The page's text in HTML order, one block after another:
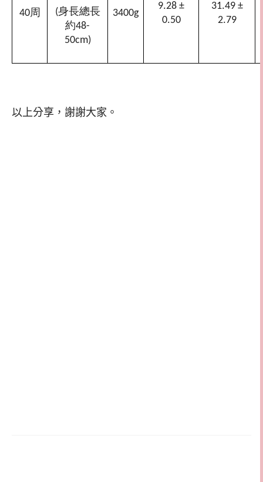
40周 (身長總長
約48-
50cm)
3400g
9.28 ±
0.50
31.49 ±
2.79
以上分享，謝謝大家。